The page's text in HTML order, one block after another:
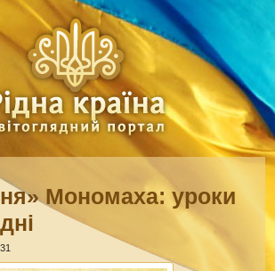
Мономаха: уроки